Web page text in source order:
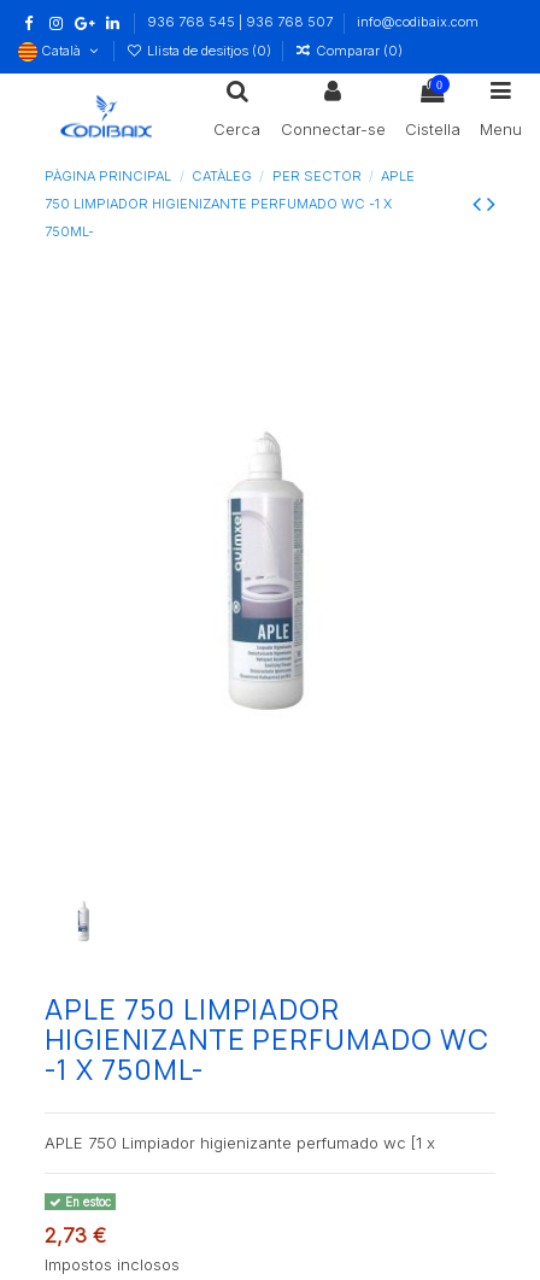
936 768 545 | 936 768 507
info@codibaix.com
Català
Llista de desitjos (0) Comparar (0)
Cerca Connectar-se
0
Cistella Menu
PÀGINA PRINCIPAL CATÀLEG PER SECTOR
APLE
750 LIMPIADOR HIGIENIZANTE PERFUMADO WC -1 X
750ML-
APLE 750 LIMPIADOR
HIGIENIZANTE PERFUMADO WC
-1 X 750ML-
APLE 750 Limpiador higienizante perfumado wc [1 x
En estoc
2,73 €
Impostos inclosos